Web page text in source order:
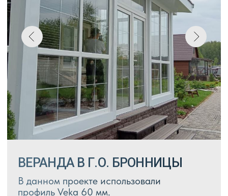
Остекление – 23 м²